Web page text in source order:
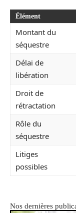
Élément
Montant du
séquestre
Délai de
libération
Droit de
rétractation
Rôle du
séquestre
Litiges
possibles
Nos dernières